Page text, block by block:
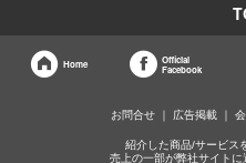
Home
Official
Facebook
お問合せ 広告掲載
紹介した商品/サービス
売上の一部が弊社サイトに